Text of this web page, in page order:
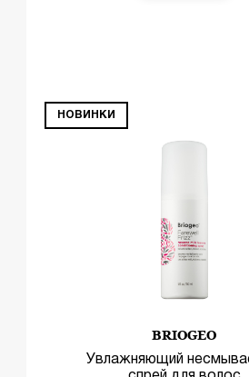
НОВИНКИ
BRIOGEO
Увлажняющий